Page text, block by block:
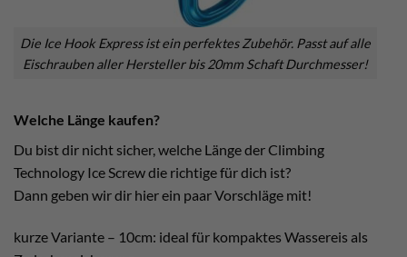
Die Ice Hook Express ist ein perfektes Zubehör. Passt auf alle
Eischrauben aller Hersteller bis 20mm Schaft Durchmesser!
Welche Länge kaufen?
Du bist dir nicht sicher, welche Länge der Climbing
Technology Ice Screw die richtige für dich ist?
Dann geben wir dir hier ein paar Vorschläge mit!
kurze Variante – 10cm: ideal für kompaktes Wassereis als